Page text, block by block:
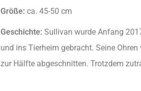
Größe:ca. 45-50 cm
Geschichte:Sullivan wurde Anfang
und ins Tierheim gebracht. Seine
zur Hälfte abgeschnitten. Trotzdem